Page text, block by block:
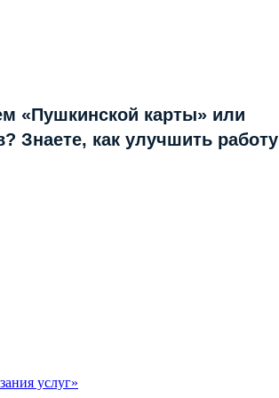
«Пушкинской карты» или
Знаете, как улучшить работу
услуг»